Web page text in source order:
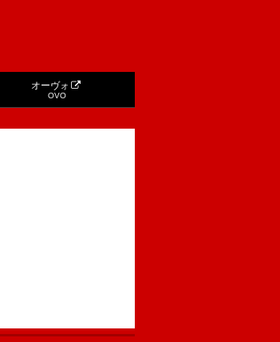
オーヴォ
OVO